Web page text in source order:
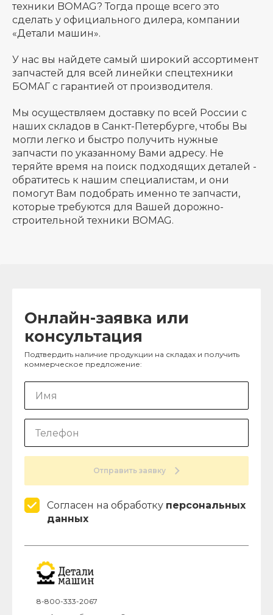
техники BOMAG? Тогда проще всего это
сделать у официального дилера, компании
«Детали машин».
У нас вы найдете самый широкий ассортимент
запчастей для всей линейки спецтехники
БОМАГ с гарантией от производителя.
Мы осуществляем доставку по всей России с
наших складов в Санкт-Петербурге, чтобы Вы
могли легко и быстро получить нужные
запчасти по указанному Вами адресу. Не
теряйте время на поиск подходящих деталей -
обратитесь к нашим специалистам, и они
помогут Вам подобрать именно те запчасти,
которые требуются для Вашей дорожно-
строительной техники BOMAG.
Онлайн-заявка или
консультация
Подтвердить наличие продукции на складах и получить
коммерческое предложение:
Отправить заявку
Согласен на обработку персональных
данных
8-800-333-2067